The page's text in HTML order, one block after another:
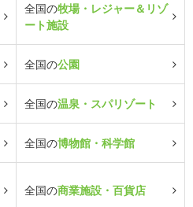
全国の牧場・レジャー＆リゾ
ート施設
全国の公園
全国の温泉・スパリゾート
全国の博物館・科学館
全国の商業施設・百貨店